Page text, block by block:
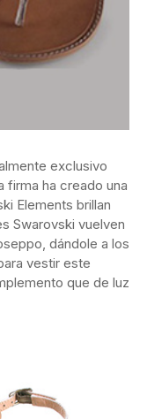
exclusivo
firma ha creado una
Elements brillan
Swarovski vuelven
dándole a los
vestir este
que de luz